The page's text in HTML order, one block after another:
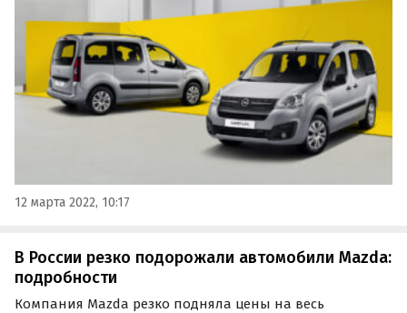
150 тысяч рублей (24-27%) соответственно. Об этом
сообщает портал «Автоновости дня».
12 марта 2022, 10:17
В России резко подорожали автомобили Mazda:
подробности
Компания Mazda резко подняла цены на весь